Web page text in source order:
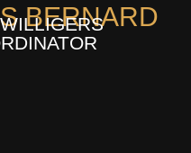
BERNARD